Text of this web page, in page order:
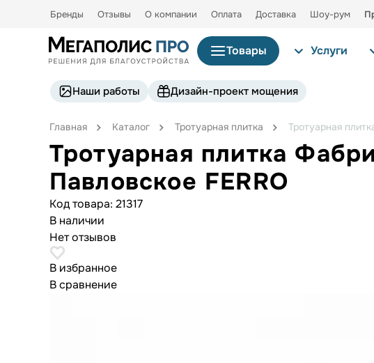
Бренды Отзывы О компании Оплата Доставка Шоу-рум
Товары Услуги
Наши работы Дизайн-проект мощения
Главная Каталог Тротуарная плитка Тротуарная
Тротуарная плитка
Павловское FERRO
Код товара: 21317
В наличии
Нет отзывов
В избранное
В сравнение